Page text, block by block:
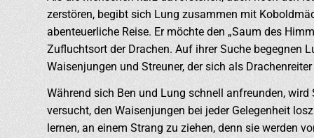
zerstören, begibt sich Lung zusammen mit
abenteuerliche Reise. Er möchte den „Saum des
Zufluchtsort der Drachen. Auf ihrer Suche begegnen
Waisenjungen und Streuner, der sich als
Während sich Ben und Lung schnell anfreunden,
versucht, den Waisenjungen bei jeder Gelegenheit
lernen, an einem Strang zu ziehen, denn sie werden